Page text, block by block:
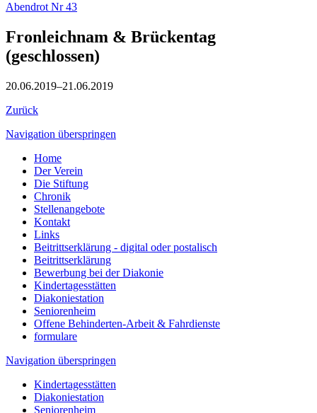
Abendrot Nr 43
Fronleichnam & Brückentag
(geschlossen)
20.06.2019–21.06.2019
Zurück
Navigation überspringen
Home
Der Verein
Die Stiftung
Chronik
Stellenangebote
Kontakt
Links
Beitrittserklärung - digital oder postalisch
Beitrittserklärung
Bewerbung bei der Diakonie
Kindertagesstätten
Diakoniestation
Seniorenheim
Offene Behinderten-Arbeit & Fahrdienste
formulare
Navigation überspringen
Kindertagesstätten
Diakoniestation
Seniorenheim